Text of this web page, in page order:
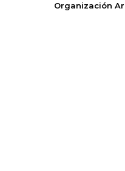
Organización